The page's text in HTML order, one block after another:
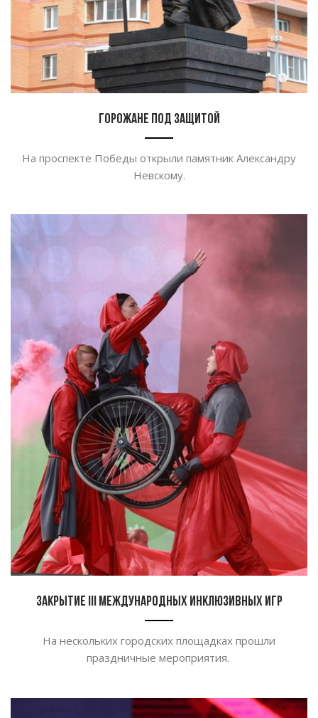
Горожане под защитой
На проспекте Победы открыли памятник Александру
Невскому.
Закрытие III международных инклюзивных игр
На нескольких городских площадках прошли
праздничные мероприятия.